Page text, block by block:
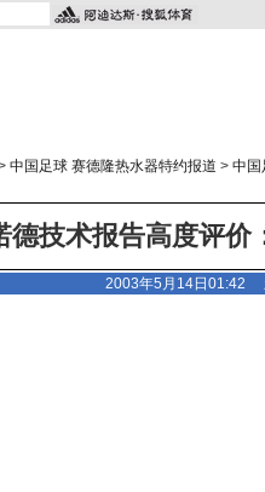
中国足球 赛德隆热水器特约报道 > 中国
德技术报告高度评价
2003年5月14日01:42